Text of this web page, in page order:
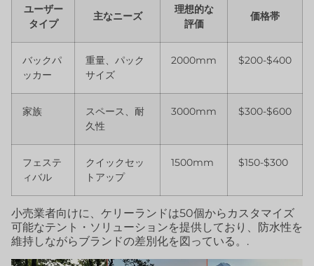
ユーザー
タイプ
主なニーズ
理想的な
評価
価格帯
バックパ
ッカー
重量、パック
サイズ
2000mm $200-$400
家族
スペース、耐
久性
3000mm $300-$600
フェステ
ィバル
クイックセッ
トアップ
1500mm $150-$300
小売業者向けに、ケリーランドは50個からカスタマイズ
可能なテント・ソリューションを提供しており、防水性を
維持しながらブランドの差別化を図っている。.